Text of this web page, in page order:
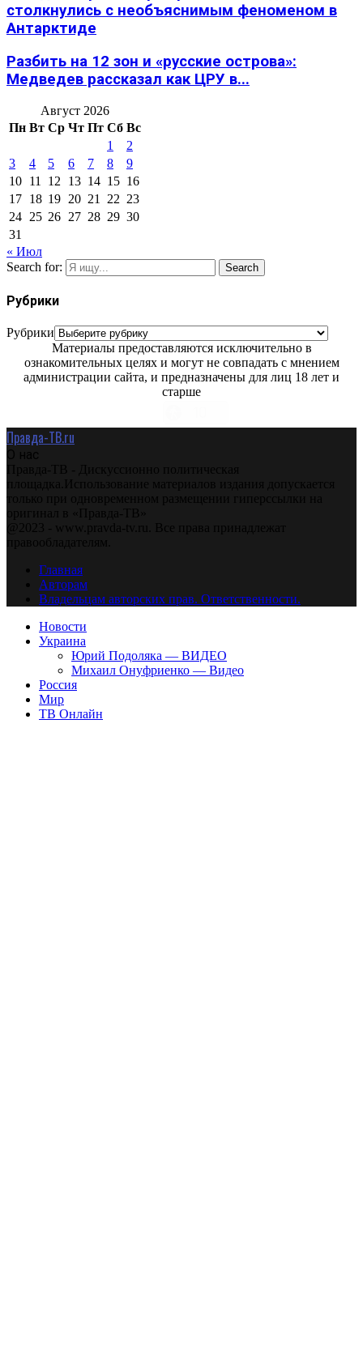
столкнулись с необъяснимым феноменом в
Антарктиде
Разбить на 12 зон и «русские острова»:
Медведев рассказал как ЦРУ в...
Август 2026
Пн Вт Ср Чт Пт Сб Вс
1
2
3
4 5 6 7 8
9
10 11 12 13 14 15 16
17 18 19 20 21 22 23
24 25 26 27 28 29 30
31
« Июл
Search for:
Search
Рубрики
Рубрики
Материалы предоставляются исключительно в
ознакомительных целях и могут не совпадать с мнением
администрации сайта, и предназначены для лиц 18 лет и
старше
Правда-ТВ.ru
О нас
Правда-ТВ - Дискуссионно политическая
площадка.Использование материалов издания допускается
только при одновременном размещении гиперссылки на
оригинал в «Правда-ТВ»
@2023 - www.pravda-tv.ru. Все права принадлежат
правообладателям.
Главная
Авторам
Владельцам авторских прав. Ответственности.
Новости
Украина
Юрий Подоляка — ВИДЕО
Михаил Онуфриенко — Видео
Россия
Мир
ТВ Онлайн